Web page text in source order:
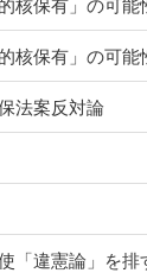
核保有」の可能
核保有」の可能
法案反対論
「違憲論」を排